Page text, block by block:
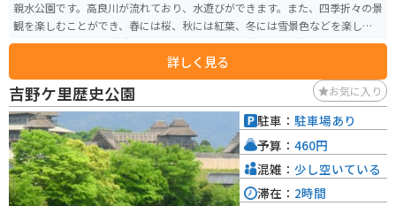
親水公園です。高良川が流れており、水遊びができます。また、四季折々の景
観を楽しむことができ、春には桜、秋には紅葉、冬には雪景色などを楽しめ
ます。 公園内には芝生広場、見晴らしの良い展望広場、交流棟（トイレ、シ
ャワー付）などの設備があり、学校や自治会などの団体利用も可能です。水
車小屋では玄米やそばなどを加工することもできる体験スポットです。 6月上
旬にはホタルが舞う「ホタルまつり」が開催され、高良川と森林を背景に舞
うホタルを観察することができます。また、カラオケ演芸会や水車で精製し
た米の抽選会などのイベントも開催されます。
詳しく見る
吉野ケ里歴史公園 お気に入り
駐車： 駐車場あり
予算： 460円
混雑： 少し空いている
滞在： 2時間